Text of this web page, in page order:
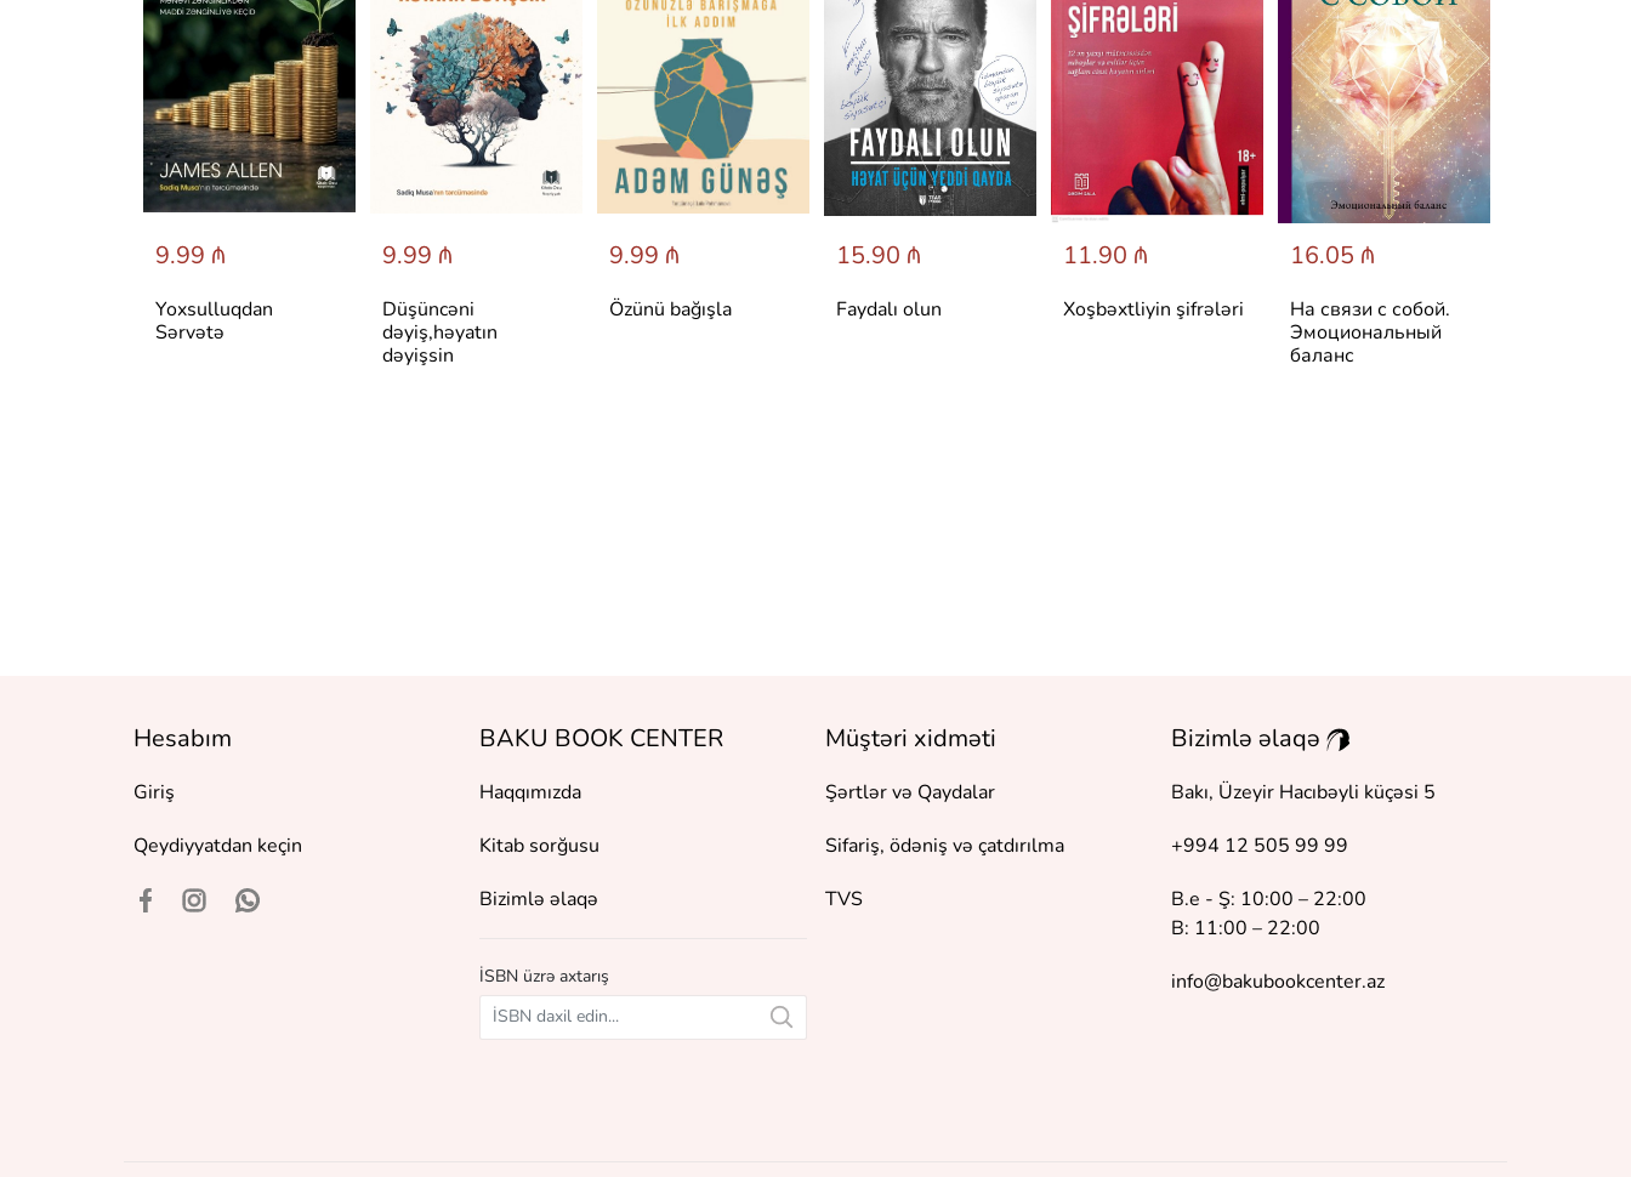
9.99 ₼
Yoxsulluqdan
Sərvətə
9.99 ₼
Düşüncəni
dəyiş,həyatın
dəyişsin
9.99 ₼
Özünü bağışla
15.90 ₼
Faydalı olun
11.90 ₼
Xoşbəxtliyin şifrələri
16.05 ₼
На связи с собой.
Эмоциональный
баланс
Hesabım
Giriş
Qeydiyyatdan keçin
BAKU BOOK CENTER
Haqqımızda
Kitab sorğusu
Bizimlə əlaqə
İSBN üzrə axtarış
Müştəri xidməti
Şərtlər və Qaydalar
Sifariş, ödəniş və çatdırılma
TVS
Bizimlə əlaqə
Bakı, Üzeyir Hacıbəyli küçəsi 5
+994 12 505 99 99
B.e - Ş: 10:00 – 22:00
B: 11:00 – 22:00
info@bakubookcenter.az